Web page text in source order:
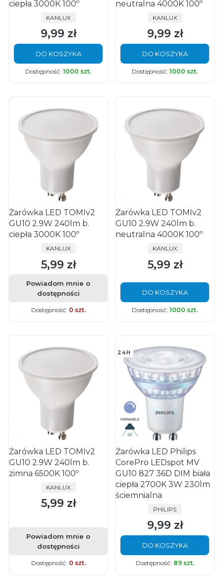
ciepła 3000K 100º
PRODUCENT
KANLUX
Cena
9,99 zł
DO KOSZYKA
Dostępność: 1000 szt.
neutralna 4000K 100º
PRODUCENT
KANLUX
Cena
9,99 zł
DO KOSZYKA
Dostępność: 1000 szt.
Żarówka LED TOMIv2
GU10 2.9W 240lm b.
ciepła 3000K 100º
PRODUCENT
KANLUX
Cena
5,99 zł
Powiadom mnie o
dostępności
Dostępność: 0 szt.
Żarówka LED TOMIv2
GU10 2.9W 240lm b.
neutralna 4000K 100º
PRODUCENT
KANLUX
Cena
5,99 zł
DO KOSZYKA
Dostępność: 1000 szt.
Żarówka LED TOMIv2
GU10 2.9W 240lm b.
zimna 6500K 100º
PRODUCENT
KANLUX
Cena
5,99 zł
Powiadom mnie o
dostępności
Dostępność: 0 szt.
24H
Żarówka LED Philips
CorePro LEDspot MV
GU10 827 36D DIM biała
ciepła 2700K 3W 230lm
ściemnialna
PRODUCENT
PHILIPS
Cena
9,99 zł
DO KOSZYKA
Dostępność: 89 szt.